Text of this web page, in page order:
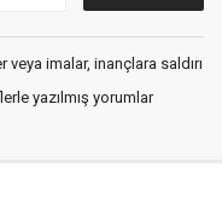
imalar, inançlara saldırı
yazılmış yorumlar